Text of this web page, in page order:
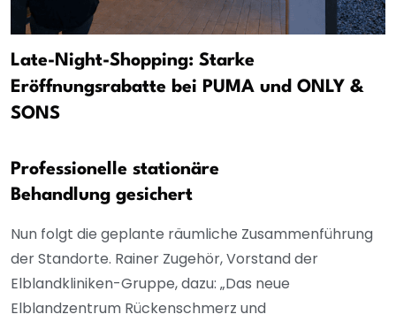
Late-Night-Shopping: Starke
Eröffnungsrabatte bei PUMA und ONLY &
SONS
Professionelle stationäre
Behandlung gesichert
Nun folgt die geplante räumliche Zusammenführung
der Standorte. Rainer Zugehör, Vorstand der
Elblandkliniken-Gruppe, dazu: „Das neue
Elblandzentrum Rückenschmerz und